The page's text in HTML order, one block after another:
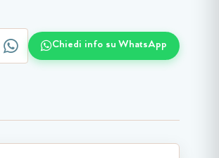
Chiedi info su WhatsApp